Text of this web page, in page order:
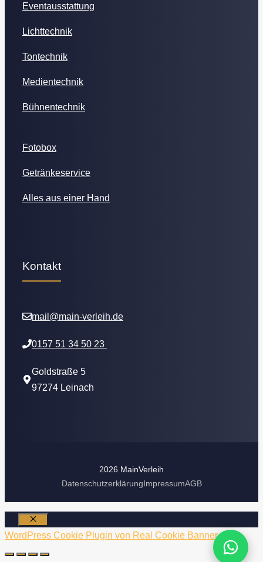
Eventausstattung
Lichttechnik
Tontechnik
Medientechnik
Bühnentechnik
Fotobox
Getränkeservice
Alles aus einer Hand
Kontakt
mail@main-verleih.de
0157 51 34 50 23
Goldstraße 5
97274 Leinach
2026 MainVerleih
DatenschutzerklärungImpressumAGB
Schließen
WordPress Cookie Plugin von Real Cookie Banner